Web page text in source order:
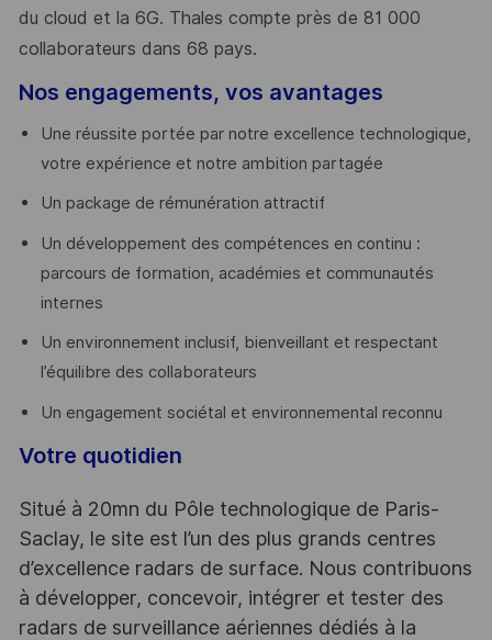
du cloud et la 6G. Thales compte près de 81 000
collaborateurs dans 68 pays.
Nos engagements, vos avantages
Une réussite portée par notre excellence technologique,
votre expérience et notre ambition partagée
Un package de rémunération attractif
Un développement des compétences en continu :
parcours de formation, académies et communautés
internes
Un environnement inclusif, bienveillant et respectant
l’équilibre des collaborateurs
Un engagement sociétal et environnemental reconnu
Votre quotidien
Situé à 20mn du Pôle technologique de Paris-
Saclay, le site est l’un des plus grands centres
d’excellence radars de surface. Nous contribuons
à développer, concevoir, intégrer et tester des
radars de surveillance aériennes dédiés à la